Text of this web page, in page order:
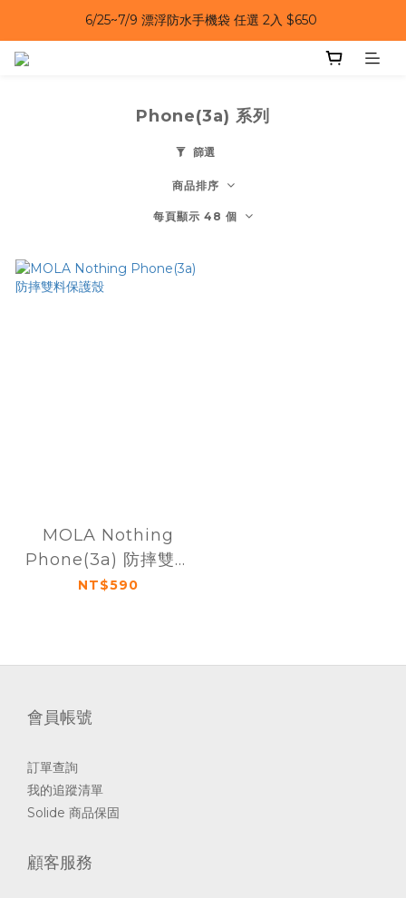
6/25~7/9｜夏日風扇 第二件 69 折
6/25~7/9 漂浮防水手機袋 任選 2入 $650
Phone(3a) 系列
篩選
商品排序
每頁顯示 48 個
MOLA Nothing
Phone(3a) 防摔雙料
保護殼
NT$590
會員帳號
訂單查詢
我的追蹤清單
Solide 商品保固
顧客服務